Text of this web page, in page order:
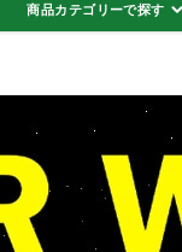
商品カテゴリーで探す